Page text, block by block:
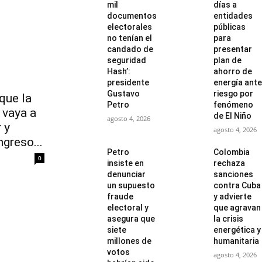
la
a
y
0
mil
documentos
electorales
no tenían el
candado de
seguridad
Hash’:
presidente
Gustavo
Petro
agosto 4, 2026
días a
entidades
públicas
para
presentar
plan de
ahorro de
energía ante
riesgo por
fenómeno
de El Niño
agosto 4, 2026
Petro
insiste en
denunciar
un supuesto
fraude
electoral y
asegura que
siete
millones de
votos
Colombia
rechaza
sanciones
contra Cuba
y advierte
que agravan
la crisis
energética y
humanitaria
agosto 4, 2026